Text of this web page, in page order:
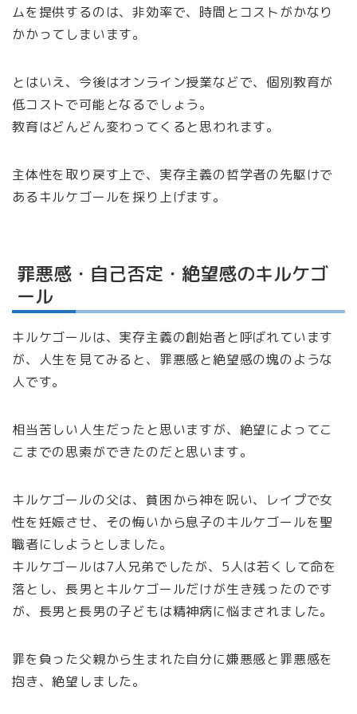
ムを提供するのは、非効率で、時間とコストがかなり
かかってしまいます。
とはいえ、今後はオンライン授業などで、個別教育が
低コストで可能となるでしょう。
教育はどんどん変わってくると思われます。
主体性を取り戻す上で、実存主義の哲学者の先駆けで
あるキルケゴールを採り上げます。
罪悪感・自己否定・絶望感のキルケゴ
ール
キルケゴールは、実存主義の創始者と呼ばれています
が、人生を見てみると、罪悪感と絶望感の塊のような
人です。
相当苦しい人生だったと思いますが、絶望によってこ
こまでの思索ができたのだと思います。
キルケゴールの父は、貧困から神を呪い、レイプで女
性を妊娠させ、その悔いから息子のキルケゴールを聖
職者にしようとしました。
キルケゴールは7人兄弟でしたが、5人は若くして命を
落とし、長男とキルケゴールだけが生き残ったのです
が、長男と長男の子どもは精神病に悩まされました。
罪を負った父親から生まれた自分に嫌悪感と罪悪感を
抱き、絶望しました。